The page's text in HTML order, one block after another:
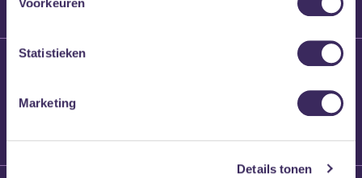
Voorkeuren
Statistieken
Marketing
Details tonen
Brennt Vanneste